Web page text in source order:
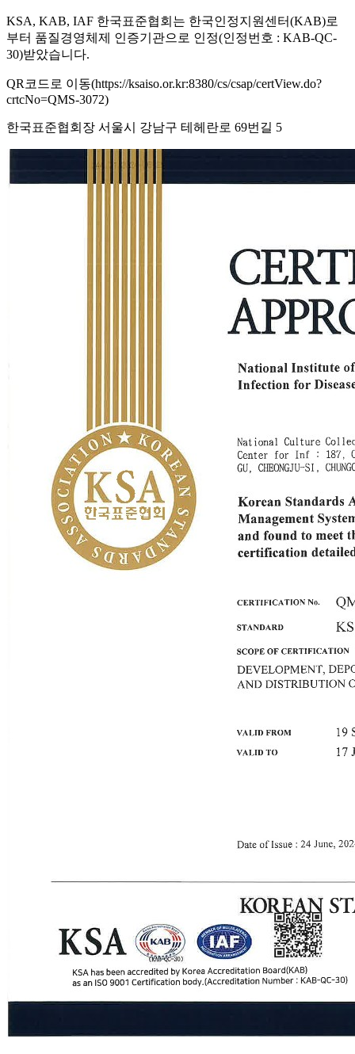
KSA, KAB, IAF 한국표준협회는 한국인정지원센터(KAB)로
부터 품질경영체제 인증기관으로 인정(인정번호 : KAB-QC-
30)받았습니다.
QR코드로 이동(https://ksaiso.or.kr:8380/cs/csap/certView.do?
crtcNo=QMS-3072)
한국표준협회장 서울시 강남구 테헤란로 69번길 5